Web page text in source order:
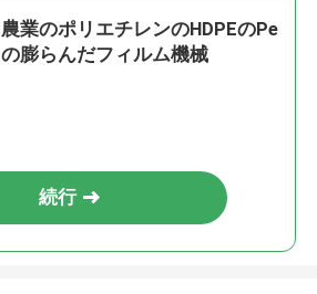
農業のポリエチレンのHDPEのPe
の膨らんだフィルム機械
続行